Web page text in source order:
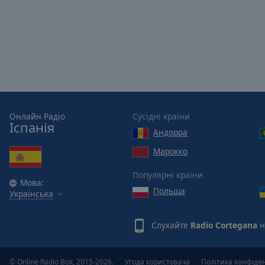
modal
Beginning
dialog
Escape
will
Онлайн Радіо
Іспанія
Мова:
Українська
Сусідні країни
Андорра
Марокко
Популярні країни
Польща
Слухайте Radio Cortegana
© Online Radio Box, 2015-2026. Угода користувача Політика